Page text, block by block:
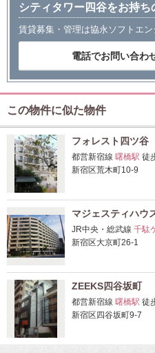
シティタワー四谷をお持ち
賃貸募集・管理は協永ソフトエ
電話でお問い合わ
この物件に似た物件
フォレスト四ツ谷
都営新宿線 曙橋駅 徒
新宿区荒木町10-9
マジェスティハウ
JR中央・総武線 千駄
新宿区大京町26-1
ZEEKS四谷坂町
都営新宿線 曙橋駅 徒
新宿区四谷坂町9-7